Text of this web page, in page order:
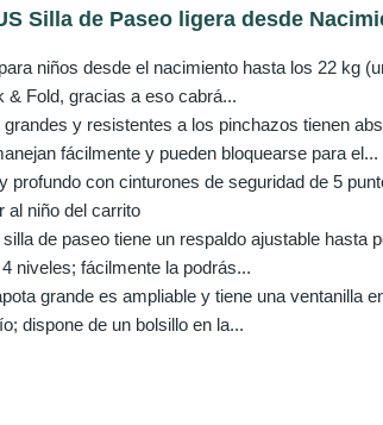
Silla de Paseo ligera desde
niños desde el nacimiento hasta los 22 kg
Fold, gracias a eso cabrá...
y resistentes a los pinchazos tienen
fácilmente y pueden bloquearse para el...
profundo con cinturones de seguridad de 5
al niño del carrito
de paseo tiene un respaldo ajustable hasta
niveles; fácilmente la podrás...
grande es ampliable y tiene una ventanilla
dispone de un bolsillo en la...